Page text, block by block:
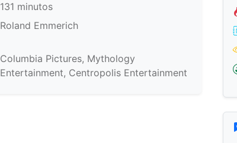
131 minutos
Roland Emmerich
Columbia Pictures, Mythology
Entertainment, Centropolis Entertainment